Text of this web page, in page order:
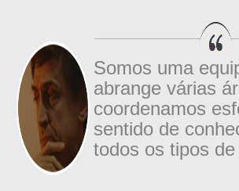
Somos uma
abrange várias
coordenamos
sentido de
todos os tipos